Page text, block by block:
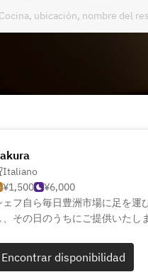
Italiano
¥1,500
¥6,000
ェフ自ら毎日豊洲市場に足を運
、その日のうちにご提供いたし
ンニ・アクント社製」薪窯で焼
ただけます。メニューは毎日変わ
Encontrar disponibilidad